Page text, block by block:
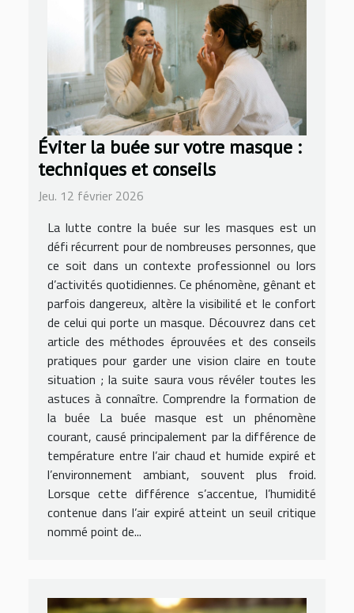
Éviter la buée sur votre masque :
techniques et conseils
Jeu. 12 février 2026
La lutte contre la buée sur les masques est un
défi récurrent pour de nombreuses personnes, que
ce soit dans un contexte professionnel ou lors
d’activités quotidiennes. Ce phénomène, gênant et
parfois dangereux, altère la visibilité et le confort
de celui qui porte un masque. Découvrez dans cet
article des méthodes éprouvées et des conseils
pratiques pour garder une vision claire en toute
situation ; la suite saura vous révéler toutes les
astuces à connaître. Comprendre la formation de
la buée La buée masque est un phénomène
courant, causé principalement par la différence de
température entre l’air chaud et humide expiré et
l’environnement ambiant, souvent plus froid.
Lorsque cette différence s’accentue, l’humidité
contenue dans l’air expiré atteint un seuil critique
nommé point de...